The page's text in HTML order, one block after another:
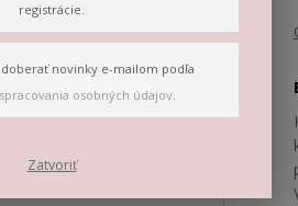
registrácie.
novinky e-mailom podľa
osobných údajov.
Zatvoriť